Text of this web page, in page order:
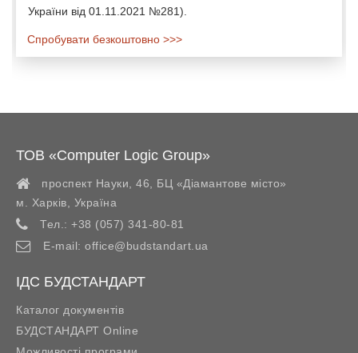
України від 01.11.2021 №281).
Спробувати безкоштовно >>>
ТОВ «Computer Logic Group»
проспект Науки, 46, БЦ «Діамантове місто»
м. Харків
Україна
Тел.: +38 (057) 341-80-81
E-mail: office@budstandart.ua
ІДС БУДСТАНДАРТ
Каталог документів
БУДСТАНДАРТ Online